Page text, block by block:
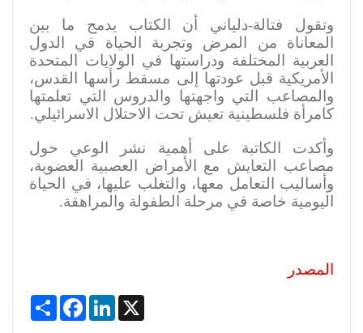
وتقول فتالة-دلياني أن الكتاب يدمج ما بين
المعاناة من المرض وتجربة الحياة في الدول
العربية المختلفة ودراستها في الولايات المتحدة
الأمريكية قبل عودتها إلى مسقط رأسها القدس،
والمصاعب التي واجهتها والدروس التي تعلمتها
كامرأة فلسطينية تعيش تحت الاحتلال الاسرائيلي.
وأكدت الكاتبة على أهمية نشر الوعي حول
مصاعب التعايش مع الأمراض العصبية العضوية،
وأساليب التعامل معها، والتغلب عليها، في الحياة
اليومية خاصة في مرحلة الطفولة والمراهقة.
المصدر
Share FacebookLinkedIn